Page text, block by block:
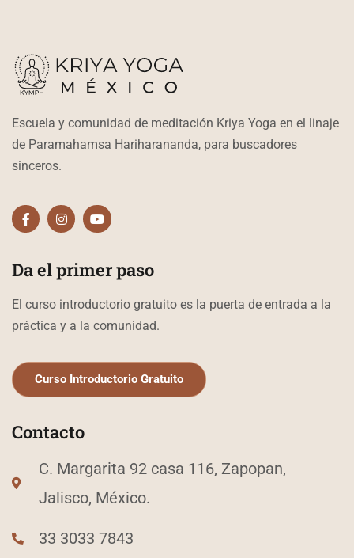
Escuela y comunidad de meditación Kriya Yoga en el linaje
de Paramahamsa Hariharananda, para buscadores
sinceros.
F
a
c
o
k
-
f
I
n
s
g
a
m
Y
o
u
b
Da el primer paso
El curso introductorio gratuito es la puerta de entrada a la
práctica y a la comunidad.
Curso Introductorio Gratuito
Contacto
C. Margarita 92 casa 116, Zapopan,
Jalisco, México.
33 3033 7843